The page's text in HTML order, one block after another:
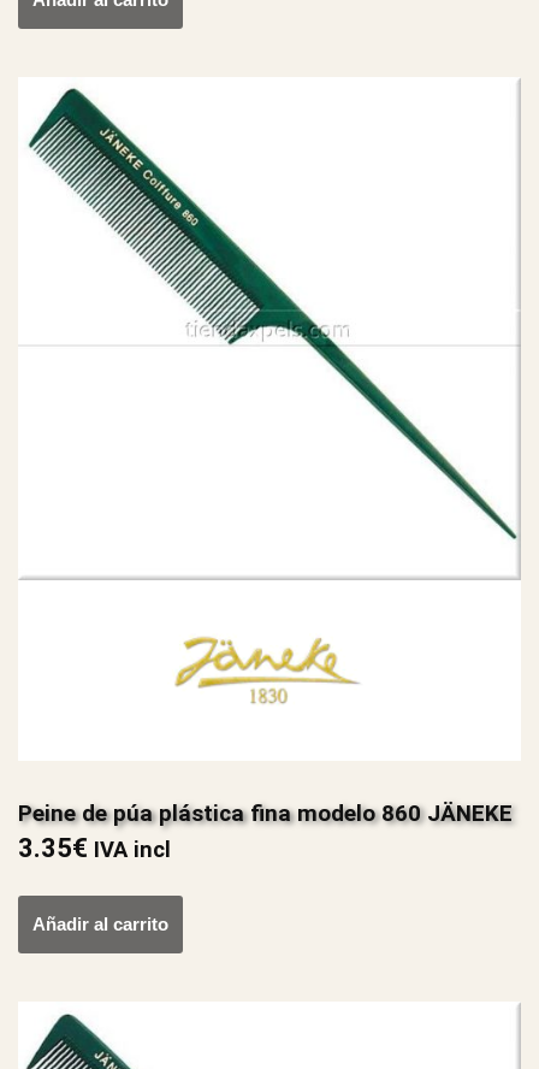
Peine de púa plástica fina modelo 860 JÄNEKE
3.35€ IVA incl
Añadir al carrito